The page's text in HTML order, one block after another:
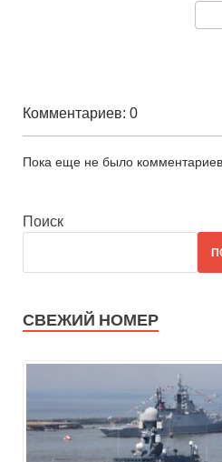
Комментариев: 0
Пока еще не было комментариев
Поиск
СВЕЖИЙ НОМЕР